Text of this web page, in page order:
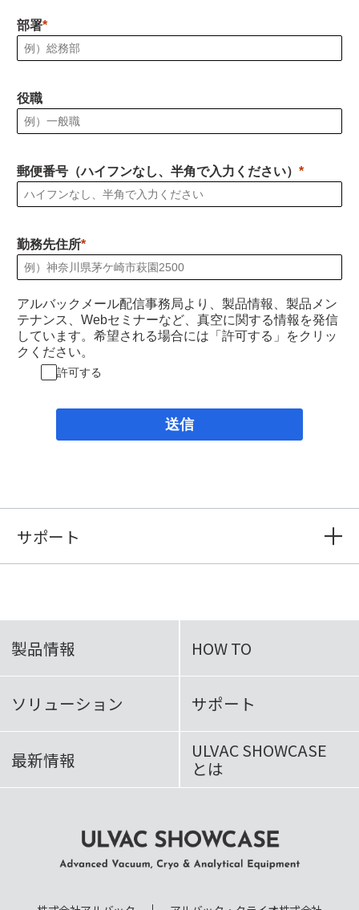
部署
役職
郵便番号（ハイフンなし、半角で入力ください）
勤務先住所
アルバックメール配信事務局より、製品情報、製品メン
テナンス、Webセミナーなど、真空に関する情報を発信
しています。希望される場合には「許可する」をクリッ
クください。
許可する
送信
サポート
製品情報 HOW TO
ソリューション サポート
最新情報 ULVAC SHOWCASE
とは